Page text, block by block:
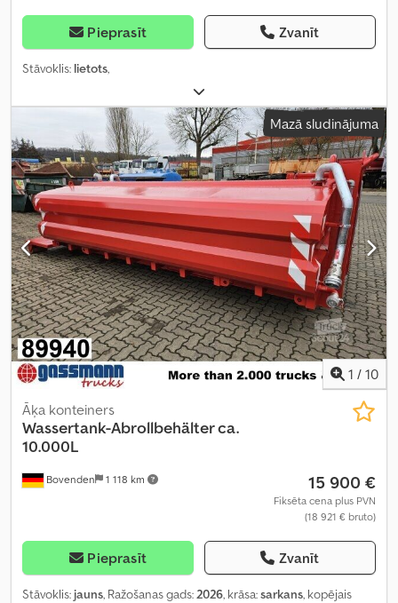
Pieprasīt Zvanīt
Stāvoklis: lietots,
Mazā sludinājuma
1 / 10
Bovenden 1 118 km
Āķa konteiners
Wassertank-Abrollbehälter ca.
10.000L
15 900 €
Fiksēta cena plus PVN
(18 921 € bruto)
Pieprasīt Zvanīt
Stāvoklis: jauns, Ražošanas gads: 2026, krāsa:sarkans, kopējais